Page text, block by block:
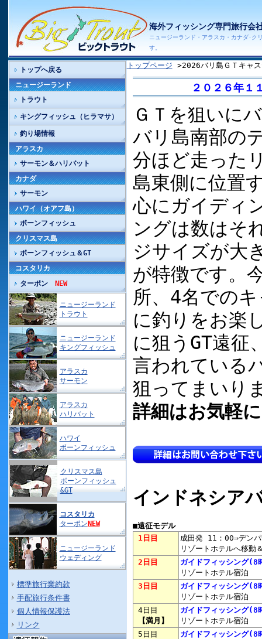
海外フィッシング専門旅行会
ニュージーランド・アラスカ・カナダ･ク
す。
トップへ戻る
ニュージーランド
トラウト
キングフィッシュ（ヒラマサ）
釣り場情報
アラスカ
サーモン＆ハリバット
カナダ
サーモン
ハワイ（オアフ島）
ボーンフィッシュ
クリスマス島
ボーンフィッシュ＆GT
コスタリカ
ターポン
NEW
ニュージーランド
トラウト
ニュージーランド
キングフィッシュ
アラスカ
サーモン
アラスカ
ハリバット
ハワイ
ボーンフィッシュ
クリスマス島
ボーンフィッシュ
&GT
コスタリカ
ターポン NEW
ニュージーランド
ウェディング
標準旅行業約款
手配旅行条件書
個人情報保護法
リンク
トップページ >2026バリ島ＧＴキャ
２０２６年
ＧＴを狙いに
バリ島南部の
分ほど走った
島東側に位置
心にガイディ
ングは数はそ
ジサイズが大
が特徴です。
所、4名での
に釣りをお楽
に狙うGT遠征
言われている
狙ってまいり
詳細はお気軽
インドネシア
■遠征モデル
1日目
成田発 11：00⇒デンパ
リゾートホテルへ移動
2日目
ガイドフィッシング(8
リゾートホテル宿泊
3日目
ガイドフィッシング(8
リゾートホテル宿泊
4日目
【満月】
ガイドフィッシング(8
リゾートホテル宿泊
5日目
ガイドフィッシング(8